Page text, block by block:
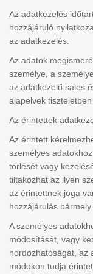
Az adatkezelés
hozzájáruló
az adatkezelés.
Az adatok
személye, a
az adatkezelő sales
alapelvek tiszteletben
Az érintettek
Az érintett
személyes
törlését vagy
tiltakozhat az ilyen
az érintettnek joga
hozzájárulás
A személyes
módosítását, vagy
hordozhatóságát, az
módokon tudja